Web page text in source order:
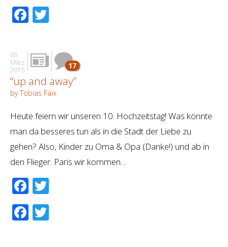
Facebook
05
März
2015
17
“up and away”
by Tobias Faix
Heute feiern wir unseren 10. Hochzeitstag! Was könnte
man da besseres tun als in die Stadt der Liebe zu
gehen? Also, Kinder zu Oma & Opa (Danke!) und ab in
den Flieger. Paris wir kommen…
Facebook
Facebook